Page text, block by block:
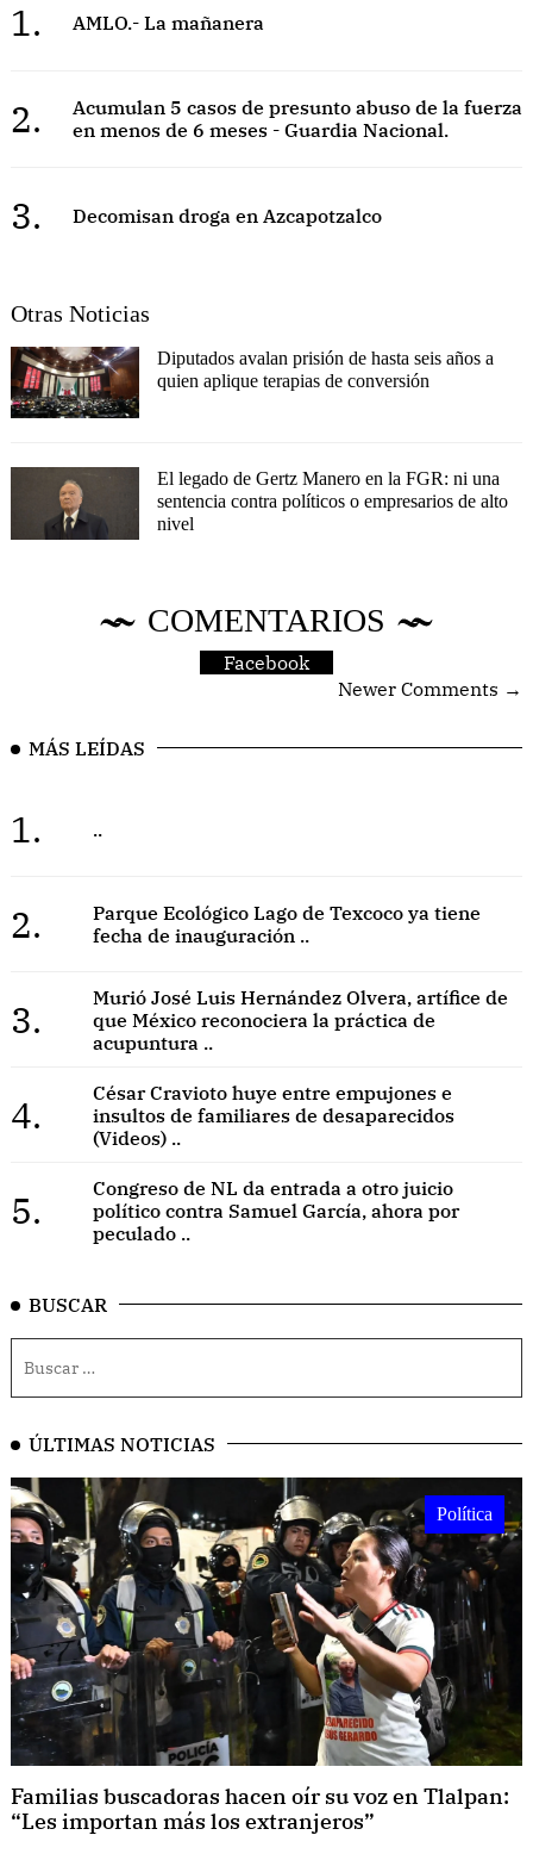
1. AMLO.- La mañanera
2.
Acumulan 5 casos de presunto abuso de la fuerza
en menos de 6 meses - Guardia Nacional.
3. Decomisan droga en Azcapotzalco
Otras Noticias
Diputados avalan prisión de hasta seis años a
quien aplique terapias de conversión
El legado de Gertz Manero en la FGR: ni una
sentencia contra políticos o empresarios de alto
nivel
COMENTARIOS
Facebook
Newer Comments →
MÁS LEÍDAS
1. ..
2.
Parque Ecológico Lago de Texcoco ya tiene
fecha de inauguración ..
3.
Murió José Luis Hernández Olvera, artífice de
que México reconociera la práctica de
acupuntura ..
4.
César Cravioto huye entre empujones e
insultos de familiares de desaparecidos
(Videos) ..
5.
Congreso de NL da entrada a otro juicio
político contra Samuel García, ahora por
peculado ..
BUSCAR
ÚLTIMAS NOTICIAS
Política
Familias buscadoras hacen oír su voz en Tlalpan:
“Les importan más los extranjeros”